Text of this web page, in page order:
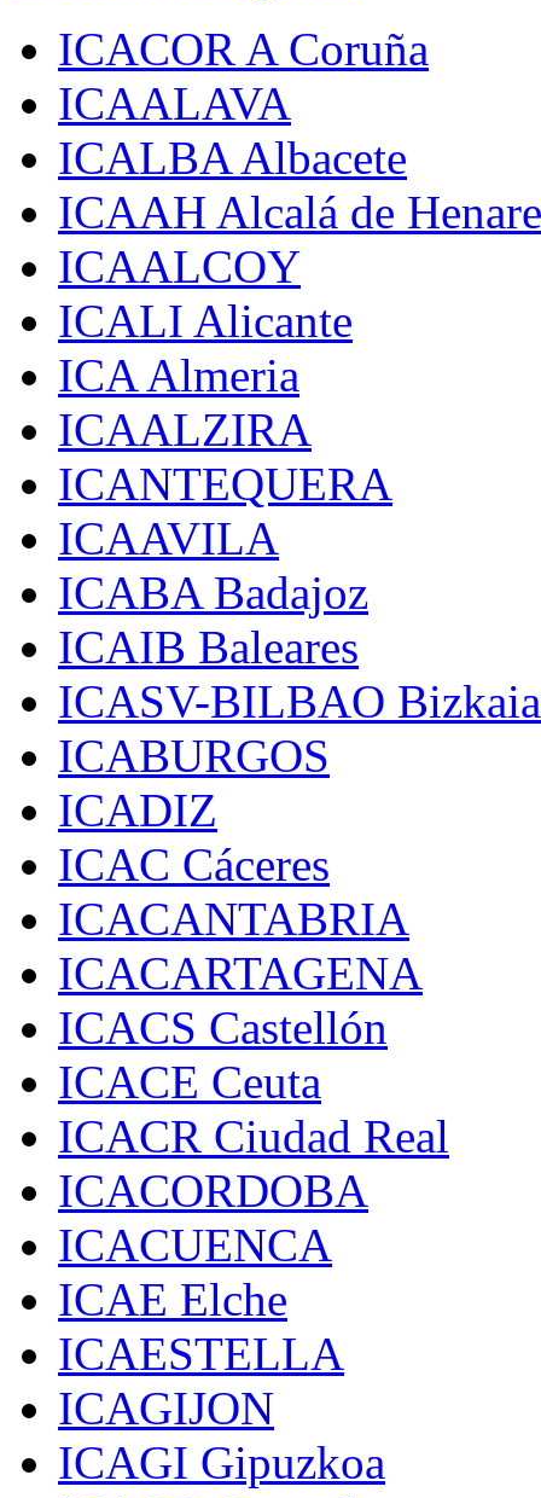
ICACOR A Coruña
ICAALAVA
ICALBA Albacete
ICAAH Alcalá de
ICAALCOY
ICALI Alicante
ICA Almeria
ICAALZIRA
ICANTEQUERA
ICAAVILA
ICABA Badajoz
ICAIB Baleares
ICASV-BILBAO Bizkaia
ICABURGOS
ICADIZ
ICAC Cáceres
ICACANTABRIA
ICACARTAGENA
ICACS Castellón
ICACE Ceuta
ICACR Ciudad Real
ICACORDOBA
ICACUENCA
ICAE Elche
ICAESTELLA
ICAGIJON
ICAGI Gipuzkoa